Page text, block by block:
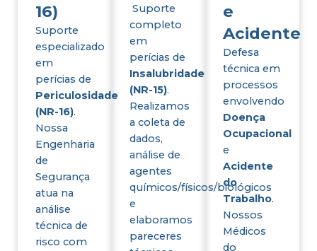
16)
Suporte
especializado
em
perícias de
Periculosidade
(NR-16).
Nossa
Engenharia
de
Segurança
atua na
análise
técnica de
risco com
Suporte
completo
em
perícias de
Insalubridade
(NR-15).
Realizamos
a coleta de
dados,
análise de
agentes
químicos/físicos/biológicos
e
elaboramos
pareceres
e
Acidente
Defesa
técnica em
processos
envolvendo
Doença
Ocupacional
e
Acidente
do
Trabalho.
Nossos
Médicos
do